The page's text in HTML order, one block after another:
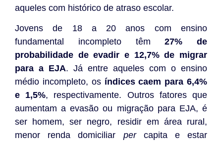
aqueles com histórico de atraso escolar.
Jovens de 18 a 20 anos com ensino
fundamental incompleto têm27% de
probabilidade de evadir e 12,7% de migrar
para a EJA. Já entre aqueles com o ensino
médio incompleto, os índices caem para 6,4%
e 1,5%, respectivamente. Outros fatores que
aumentam a evasão ou migração para EJA, é
ser homem, ser negro, residir em área rural,
menor renda domiciliar per capita e estar